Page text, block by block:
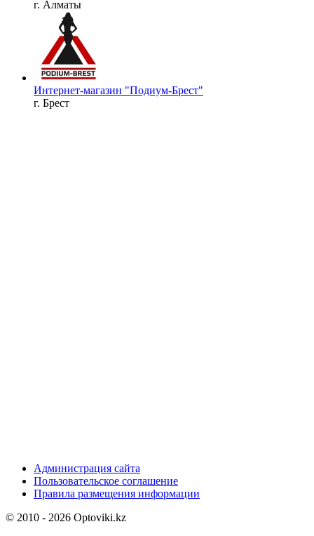
г. Алматы
Интернет-магазин "Подиум-Брест"
г. Брест
Администрация сайта
Пользовательское соглашение
Правила размещения информации
© 2010 - 2026 Optoviki.kz